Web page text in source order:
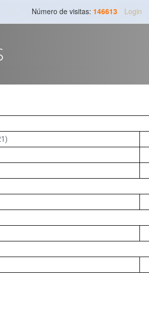
Número de visitas: 146613 Login